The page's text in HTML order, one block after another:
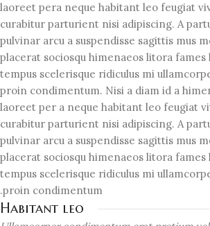
laoreet pera neque habitant leo feugiat
curabitur parturient nisi adipiscing. A
pulvinar arcu a suspendisse sagittis mus
placerat sociosqu himenaeos litora
tempus scelerisque ridiculus mi
proin condimentum. Nisi a diam id a
laoreet per a neque habitant leo feugiat
curabitur parturient nisi adipiscing. A
pulvinar arcu a suspendisse sagittis mus
placerat sociosqu himenaeos litora
tempus scelerisque ridiculus mi
proin condimentum.
Habitant leo